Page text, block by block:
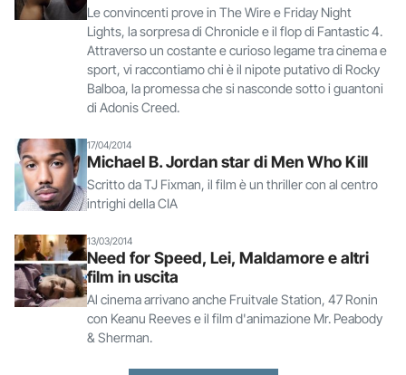
Le convincenti prove in The Wire e Friday Night
Lights, la sorpresa di Chronicle e il flop di Fantastic 4.
Attraverso un costante e curioso legame tra cinema e
sport, vi raccontiamo chi è il nipote putativo di Rocky
Balboa, la promessa che si nasconde sotto i guantoni
di Adonis Creed.
17/04/2014
Michael B. Jordan star di Men Who Kill
Scritto da TJ Fixman, il film è un thriller con al centro
intrighi della CIA
13/03/2014
Need for Speed, Lei, Maldamore e altri
film in uscita
Al cinema arrivano anche Fruitvale Station, 47 Ronin
con Keanu Reeves e il film d'animazione Mr. Peabody
& Sherman.